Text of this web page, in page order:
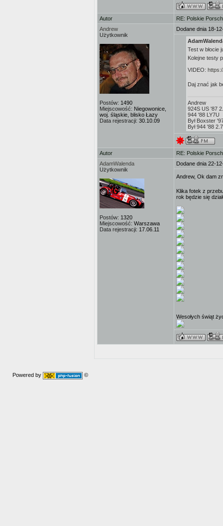
Autor
RE: Polskie
Andrew
Użytkownik
Postów: 1490
Miejscowość: Niegowonice,
woj. śląskie, blisko Łazy
Data rejestracji: 30.10.09
Dodane dnia 18-
Test w błocie
Kolejne testy
VIDEO:
Daj znać jak
Andrew
924S US '87
944 '88 LY7U
Był Boxster
Był 944 '88
Autor
RE: Polskie
AdamWalenda
Użytkownik
Postów: 1320
Miejscowość: Warszawa
Data rejestracji: 17.06.11
Dodane dnia 22-
Andrew, Ok dam
Klika fotek z
rok będzie się
Wesołych świąt
Powered by ©